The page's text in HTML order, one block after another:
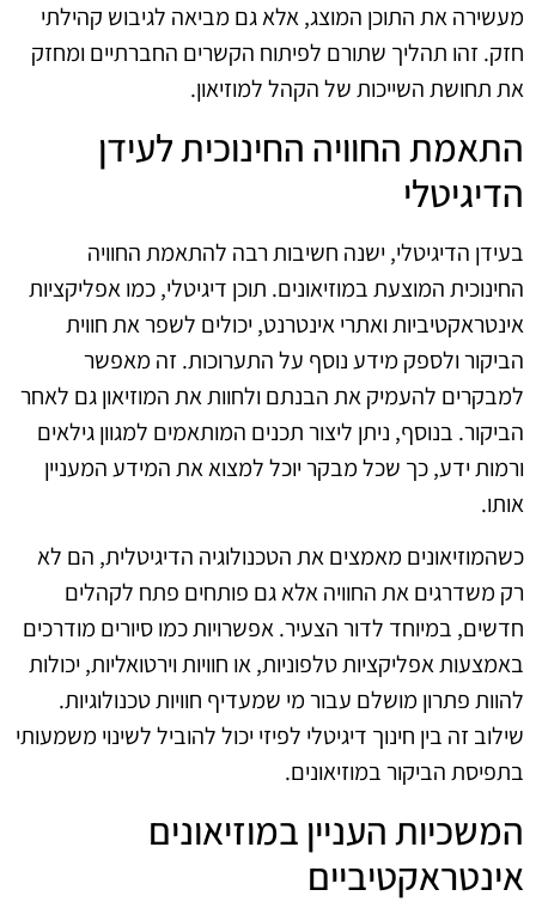
מעשירה את התוכן המוצג, אלא גם מביאה לגיבוש קהילתי
חזק. זהו תהליך שתורם לפיתוח הקשרים החברתיים ומחזק
את תחושת השייכות של הקהל למוזיאון.
התאמת החוויה החינוכית לעידן
הדיגיטלי
בעידן הדיגיטלי, ישנה חשיבות רבה להתאמת החוויה
החינוכית המוצעת במוזיאונים. תוכן דיגיטלי, כמו אפליקציות
אינטראקטיביות ואתרי אינטרנט, יכולים לשפר את חווית
הביקור ולספק מידע נוסף על התערוכות. זה מאפשר
למבקרים להעמיק את הבנתם ולחוות את המוזיאון גם לאחר
הביקור. בנוסף, ניתן ליצור תכנים המותאמים למגוון גילאים
ורמות ידע, כך שכל מבקר יוכל למצוא את המידע המעניין
אותו.
כשהמוזיאונים מאמצים את הטכנולוגיה הדיגיטלית, הם לא
רק משדרגים את החוויה אלא גם פותחים פתח לקהלים
חדשים, במיוחד לדור הצעיר. אפשרויות כמו סיורים מודרכים
באמצעות אפליקציות טלפוניות, או חוויות וירטואליות, יכולות
להוות פתרון מושלם עבור מי שמעדיף חוויות טכנולוגיות.
שילוב זה בין חינוך דיגיטלי לפיזי יכול להוביל לשינוי משמעותי
בתפיסת הביקור במוזיאונים.
המשכיות העניין במוזיאונים
אינטראקטיביים